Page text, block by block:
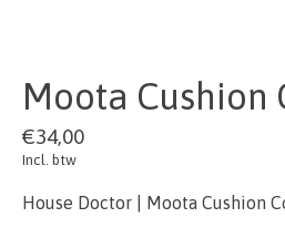
Moota Cushion
€34,00
Incl. btw
House Doctor | Moota Cushion